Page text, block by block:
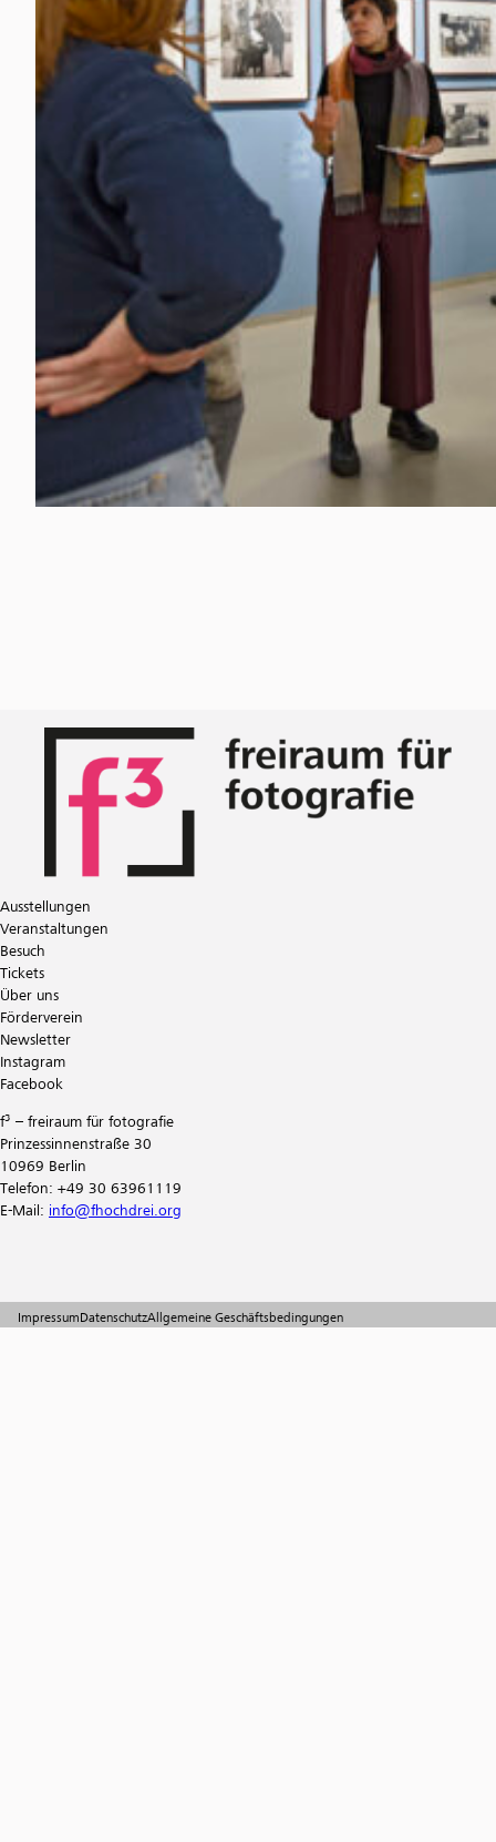
Ausstellungen
Veranstaltungen
Besuch
Tickets
Über uns
Förderverein
Newsletter
Instagram
Facebook
f³ – freiraum für fotografie
Prinzessinnenstraße 30
10969 Berlin
Telefon: +49 30 63961119
E-Mail: info@fhochdrei.org
ImpressumDatenschutzAllgemeine Geschäftsbedingungen